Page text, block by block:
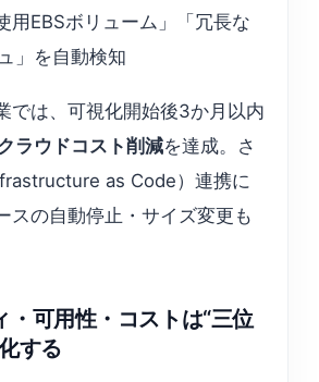
用EBSボリューム」「冗長な
」を自動検知
では、可視化開始後3か月以内
ラウドコスト削減を達成。さ
as Code）連携に
スの自動停止・サイズ変更も
・可用性・コストは“三位
する